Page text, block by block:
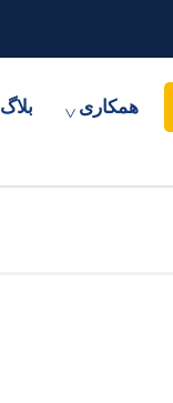
همکاری بلاگ